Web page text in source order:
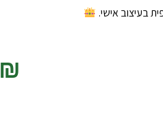
בעיצוב אישי.
₪